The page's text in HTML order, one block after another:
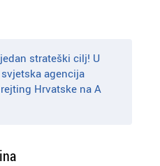
strateški cilj! U
agencija
Hrvatske na A